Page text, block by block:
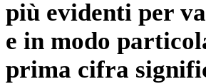
più evidenti per
e in modo
prima cifra